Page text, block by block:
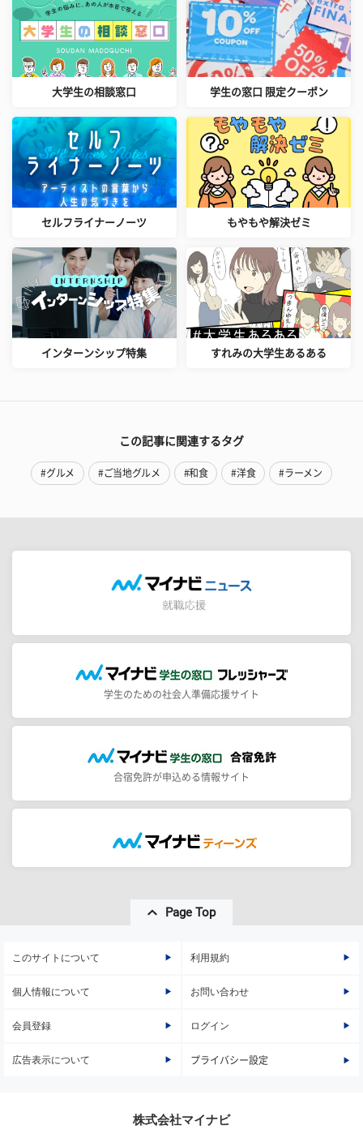
大学生の相談窓口 学生の窓口 限定クーポン
セルフライナーノーツ もやもや解決ゼミ
インターンシップ特集 すれみの大学生あるある
この記事に関連するタグ
#グルメ #ご当地グルメ #和食 #洋食 #ラーメン
学生のための社会人準備応援サイト
合宿免許が申込める情報サイト
Page Top
このサイトについて 利用規約
個人情報について お問い合わせ
会員登録 ログイン
広告表示について プライバシー設定
株式会社マイナビ